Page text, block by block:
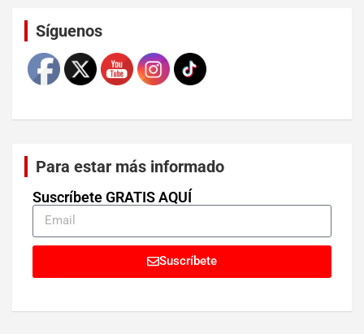
Síguenos
Para estar más informado
Suscríbete GRATIS AQUÍ
Suscríbete